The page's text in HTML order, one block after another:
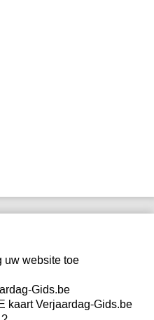
uw website toe
Gids.be
kaart Verjaardag-Gids.be